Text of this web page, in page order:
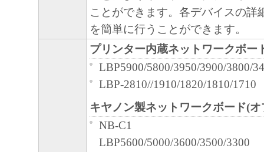
お客様は、日本国政府または関連する
な認可等を得ることなしに、「本ソフ
または一部を、直接または間接に輸出
契約期間
本契約書は、お客様が、『同意』
ことができます。各デバイスの詳
を簡単に行うことができます。
プリンター内蔵ネットワークボー
LBP5900/5800/3950/3900/3800/
LBP-2810//1910/1820/1810/1710
キヤノン製ネットワークボード(
NB-C1
LBP5600/5000/3600/3500/3300